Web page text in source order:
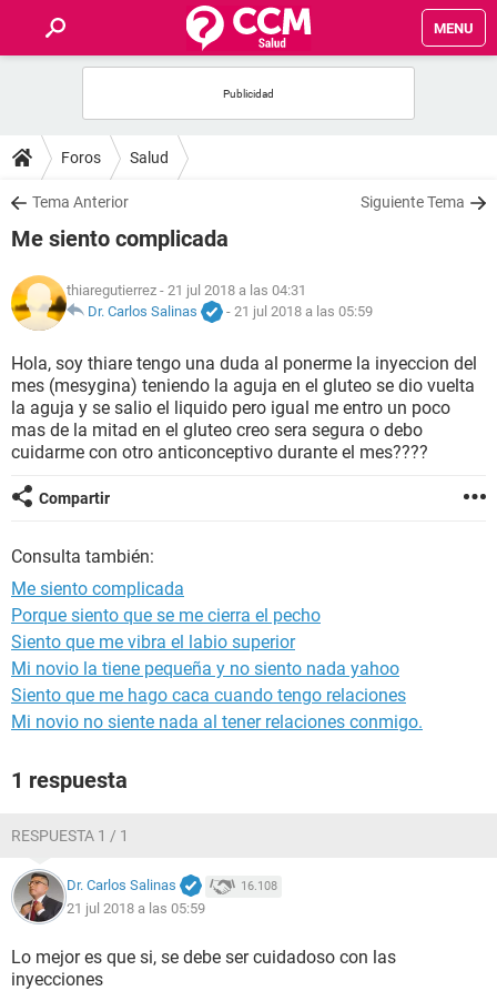
MENU
FOROS
SALUD
NUTRICIÓN
BIENESTAR
SEXUALIDAD
GLOSARIO
Foros Salud
Tema Anterior Siguiente Tema
Me siento complicada
thiaregutierrez - 21 jul 2018 a las 04:31
Dr. Carlos Salinas
- 21 jul 2018 a las 05:59
Hola, soy thiare tengo una duda al ponerme la inyeccion del
mes (mesygina) teniendo la aguja en el gluteo se dio vuelta
la aguja y se salio el liquido pero igual me entro un poco
mas de la mitad en el gluteo creo sera segura o debo
cuidarme con otro anticonceptivo durante el mes????
Compartir
Consulta también:
Me siento complicada
Porque siento que se me cierra el pecho
Siento que me vibra el labio superior
Mi novio la tiene pequeña y no siento nada yahoo
Siento que me hago caca cuando tengo relaciones
Mi novio no siente nada al tener relaciones conmigo.
1 respuesta
RESPUESTA 1 / 1
Dr. Carlos Salinas 16.108
21 jul 2018 a las 05:59
Lo mejor es que si, se debe ser cuidadoso con las
inyecciones